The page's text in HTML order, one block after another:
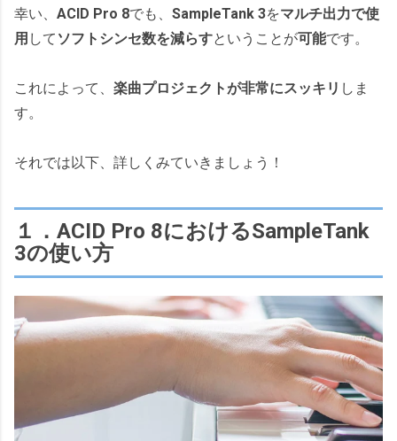
幸い、 ACID Pro 8でも、 SampleTank 3をマルチ出力で使
用 して ソフトシンセ数を減らすということが可能です。
これによって、 楽曲プロジェクトが非常にスッキリ しま
す。
それでは以下、詳しくみていきましょう！
１．ACID Pro 8におけるSampleTank
3の使い方